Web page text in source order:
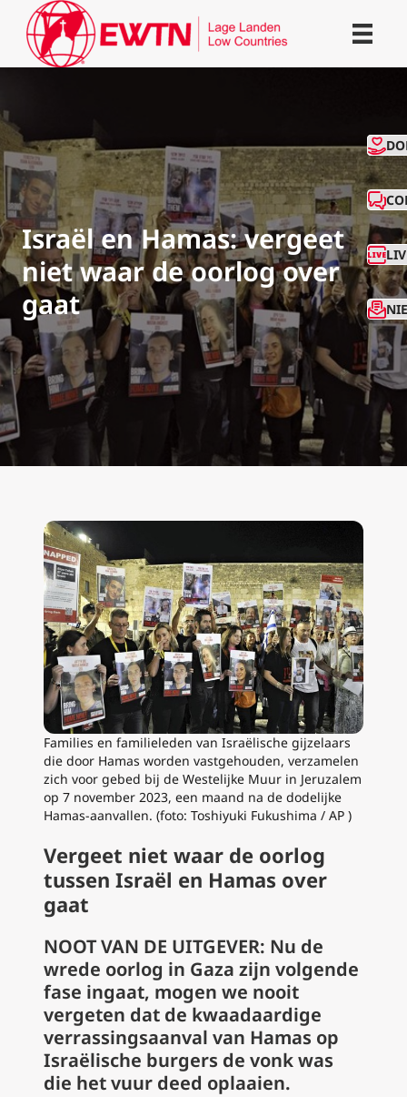
Israël en Hamas: vergeet
niet waar de oorlog over
gaat
Families en familieleden van Israëlische gijzelaars
die door Hamas worden vastgehouden, verzamelen
zich voor gebed bij de Westelijke Muur in Jeruzalem
op 7 november 2023, een maand na de dodelijke
Hamas-aanvallen. (foto: Toshiyuki Fukushima / AP )
Vergeet niet waar de oorlog
tussen Israël en Hamas over
gaat
NOOT VAN DE UITGEVER: Nu de
wrede oorlog in Gaza zijn volgende
fase ingaat, mogen we nooit
vergeten dat de kwaadaardige
verrassingsaanval van Hamas op
Israëlische burgers de vonk was
die het vuur deed oplaaien.